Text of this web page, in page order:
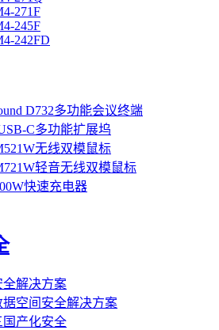
271F
245F
242FD
D732多功能会议终端
C多功能扩展坞
无线双模鼠标
轻音无线双模鼠标
快速充电器
全解决方案
据空间安全解决方案
国产化安全